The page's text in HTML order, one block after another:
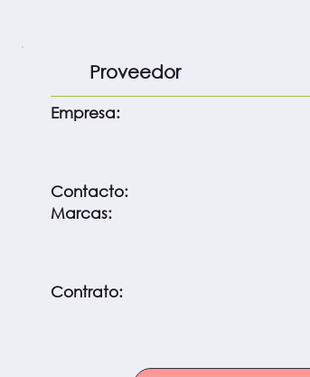
Proveedor
Empresa:
Contacto:
Marcas:
Contrato: